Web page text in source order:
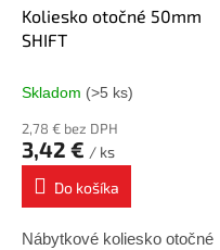
Koliesko otočné 50mm
SHIFT
Skladom (>5 ks)
2,78 € bez DPH
3,42 € / ks
Do košíka
Nábytkové koliesko otočné